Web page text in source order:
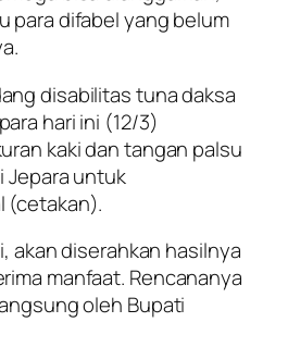
para difabel yang belum
disabilitas tuna daksa
hari ini (12/3)
kaki dan tangan palsu
Jepara untuk
(cetakan).
akan diserahkan hasilnya
manfaat. Rencananya
oleh Bupati